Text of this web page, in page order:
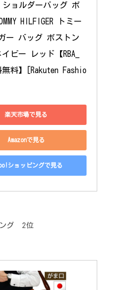
ショルダーバッグ ボ
HILFIGER トミー
ー バッグ ボストン
ビー レッド【RBA_
無料】[Rakuten Fashio
楽天市場で見る
Amazonで見る
ショッピングで見る
ング 2位